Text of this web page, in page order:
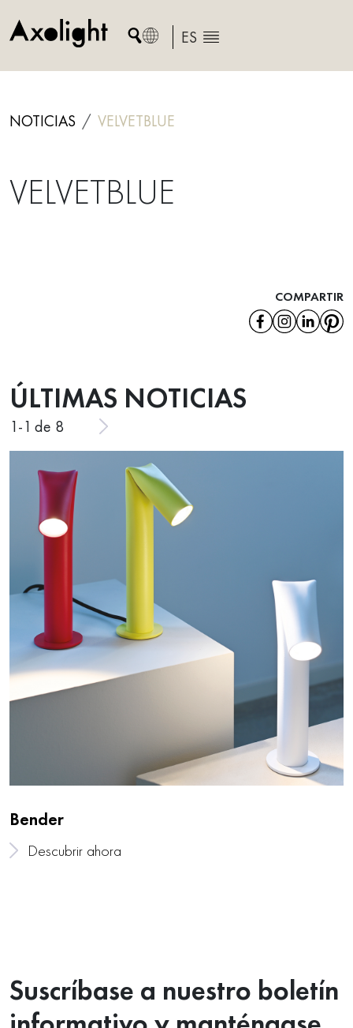
to
ES
NOTICIAS VELVETBLUE
VELVETBLUE
COMPARTIR
ÚLTIMAS NOTICIAS
1-1 de 8
Bender
Descubrir ahora
Suscríbase a nuestro boletín